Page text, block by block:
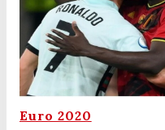
Euro 2020